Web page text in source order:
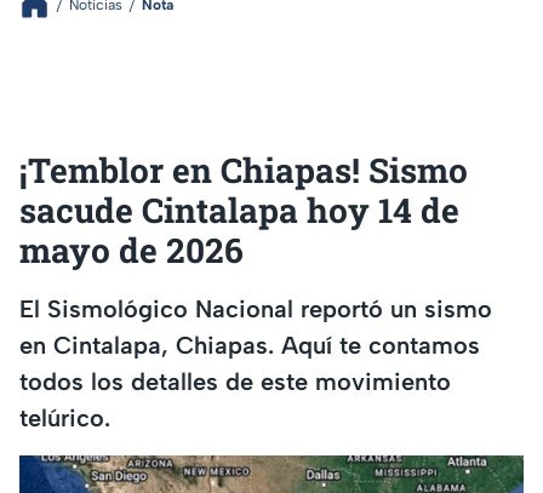
Noticias Nota
¡Temblor en Chiapas! Sismo
sacude Cintalapa hoy 14 de
mayo de 2026
El Sismológico Nacional reportó un sismo
en Cintalapa, Chiapas. Aquí te contamos
todos los detalles de este movimiento
telúrico.